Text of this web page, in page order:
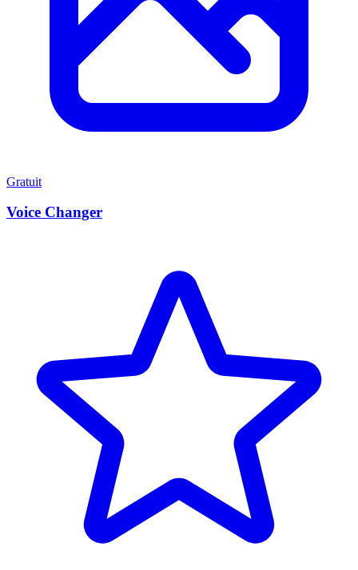
Gratuit
Voice Changer